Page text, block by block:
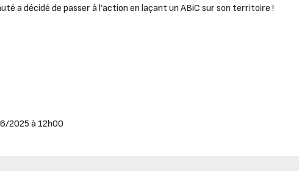
a décidé de passer à l’action en laçant un ABiC sur son territoire !
2025 à 12h00